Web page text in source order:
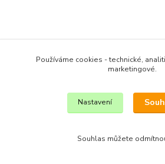
Používáme cookies - technické,
marketingové.
Nastavení
Souhlas můžete